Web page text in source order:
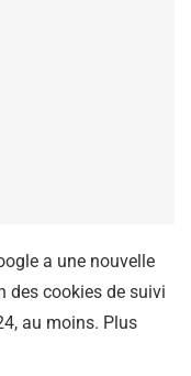
a une nouvelle
des cookies de suivi
au moins. Plus